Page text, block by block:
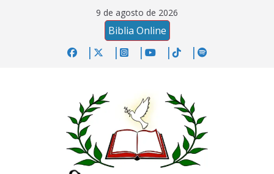
9 de agosto de 2026
Biblia Online